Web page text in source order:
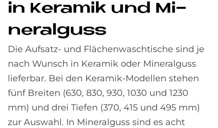
in Ke­ra­mik und Mi­
ne­ral­guss
Die Aufsatz- und Flächenwaschtische sind je
nach Wunsch in Keramik oder Mineralguss
lieferbar. Bei den Keramik-Modellen stehen
fünf Breiten (630, 830, 930, 1030 und 1230
mm) und drei Tiefen (370, 415 und 495 mm)
zur Auswahl. In Mineralguss sind es acht